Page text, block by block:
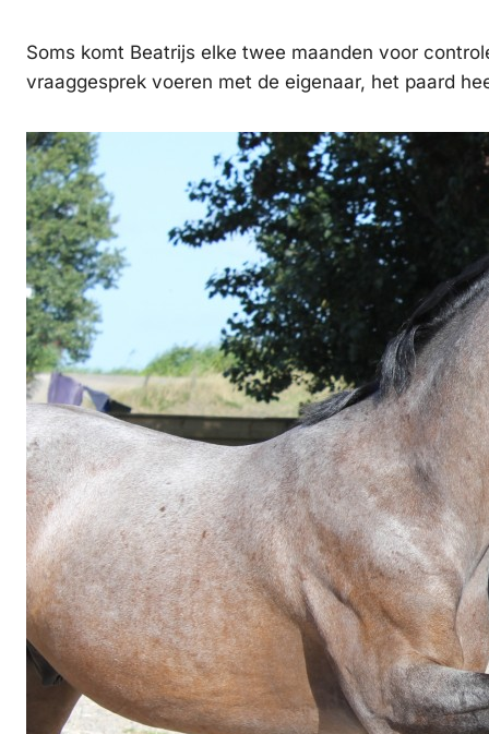
Soms komt Beatrijs elke twee maanden voor
vraaggesprek voeren met de eigenaar, het paard